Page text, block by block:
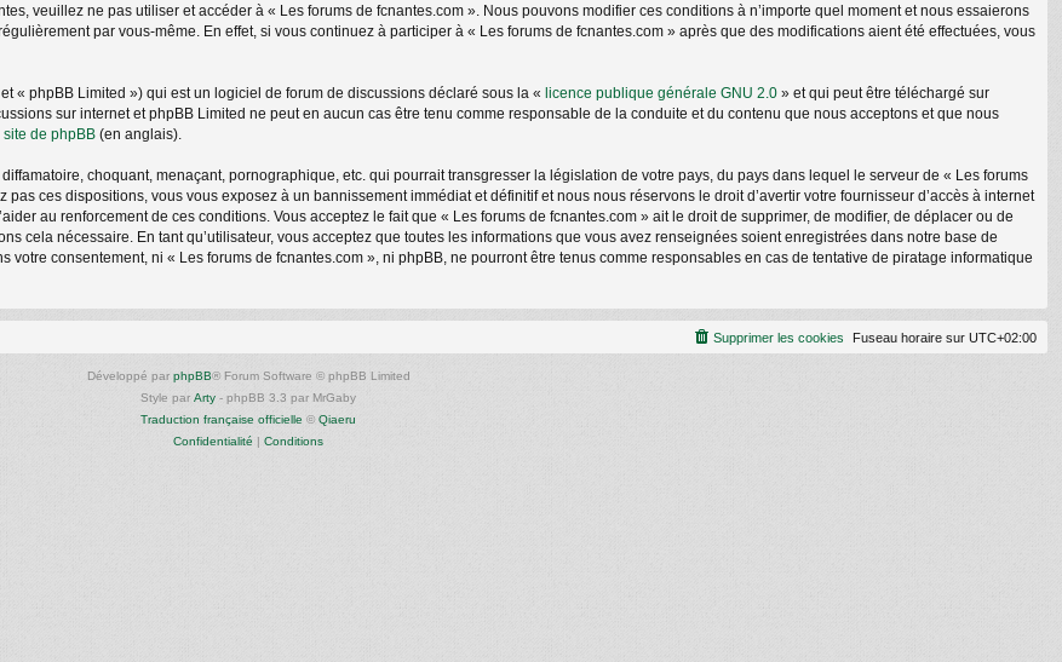
veuillez ne pas utiliser et accéder à « Les forums de fcnantes.com ». Nous pouvons modifier ces conditions à n’importe quel moment et nous essaierons
par vous-même. En effet, si vous continuez à participer à « Les forums de fcnantes.com » après que des modifications aient été effectuées, vous
« phpBB Limited ») qui est un logiciel de forum de discussions déclaré sous la « licence publique générale GNU 2.0 » et qui peut être téléchargé sur
sur internet et phpBB Limited ne peut en aucun cas être tenu comme responsable de la conduite et du contenu que nous acceptons et que nous
site de phpBB (en anglais).
choquant, menaçant, pornographique, etc. qui pourrait transgresser la législation de votre pays, du pays dans lequel le serveur de « Les forums
ces dispositions, vous vous exposez à un bannissement immédiat et définitif et nous nous réservons le droit d’avertir votre fournisseur d’accès à internet
au renforcement de ces conditions. Vous acceptez le fait que « Les forums de fcnantes.com » ait le droit de supprimer, de modifier, de déplacer ou de
cela nécessaire. En tant qu’utilisateur, vous acceptez que toutes les informations que vous avez renseignées soient enregistrées dans notre base de
consentement, ni « Les forums de fcnantes.com », ni phpBB, ne pourront être tenus comme responsables en cas de tentative de piratage informatique
Fuseau horaire sur UTC+02:00
Supprimer les cookies
Développé par phpBB® Forum Software © phpBB Limited
Style par Arty - phpBB 3.3 par MrGaby
Traduction française officielle ©Qiaeru
Confidentialité | Conditions